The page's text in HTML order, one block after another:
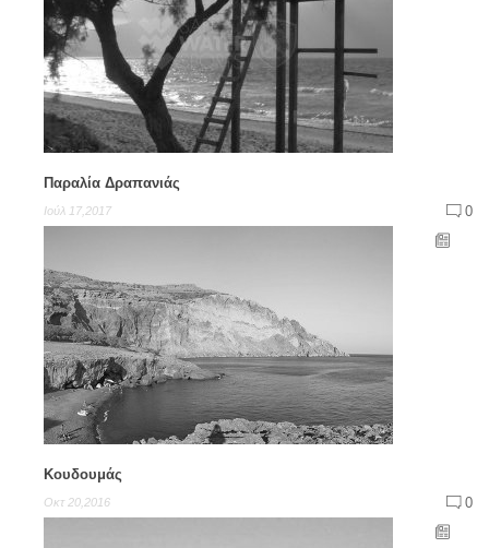
Παραλία Δραπανιάς
Ιούλ 17,2017 0
Κουδουμάς
Οκτ 20,2016 0